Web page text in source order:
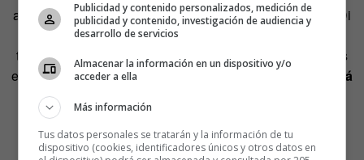
analistas apuntan a que el plano sugiere la obsesión de Di
Caprio por Marion Cotillard, la esposa muerta. La teoría
tiene su encanto. Pero Nolan apunta al espectáculo, a los
espectadores, y lo evidente es que
la cabeza de Dyer está
desgarrada, incompleta… Alude a la naturaleza
imprecisa e inacabada de los sueños.
Publicidad y contenido personalizados, medición de
publicidad y contenido, investigación de audiencia y
desarrollo de servicios
Almacenar la información en un dispositivo y/o
acceder a ella
Más información
Tus datos personales se tratarán y la información de tu
dispositivo (cookies, identificadores únicos y otros datos en